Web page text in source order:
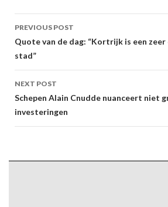
Post
navigation
PREVIOUS POST
Quote van de dag: “Kortrijk is een
stad”
NEXT POST
Schepen Alain Cnudde nuanceert niet
investeringen